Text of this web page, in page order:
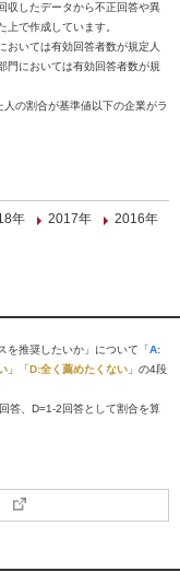
収したデータから不正回答や異
で作成しています。
いては有効回答者数が規定人
門においては有効回答者数が規
の割合が基準値以下の企業がラ
年 2017年
2016年
を推奨したいか」について「A:
」「D:全く薦めたくない 」の4段
答、D=1-2回答として割合を算